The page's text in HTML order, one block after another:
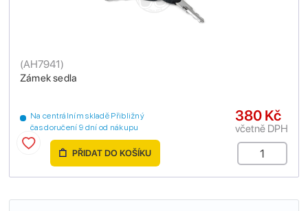
Zámek sedla
(AH7941)
Na centrálním skladě Přibližný
čas doručení 9 dní od nákupu
380 Kč
včetně DPH
PŘIDAT DO KOŠÍKU